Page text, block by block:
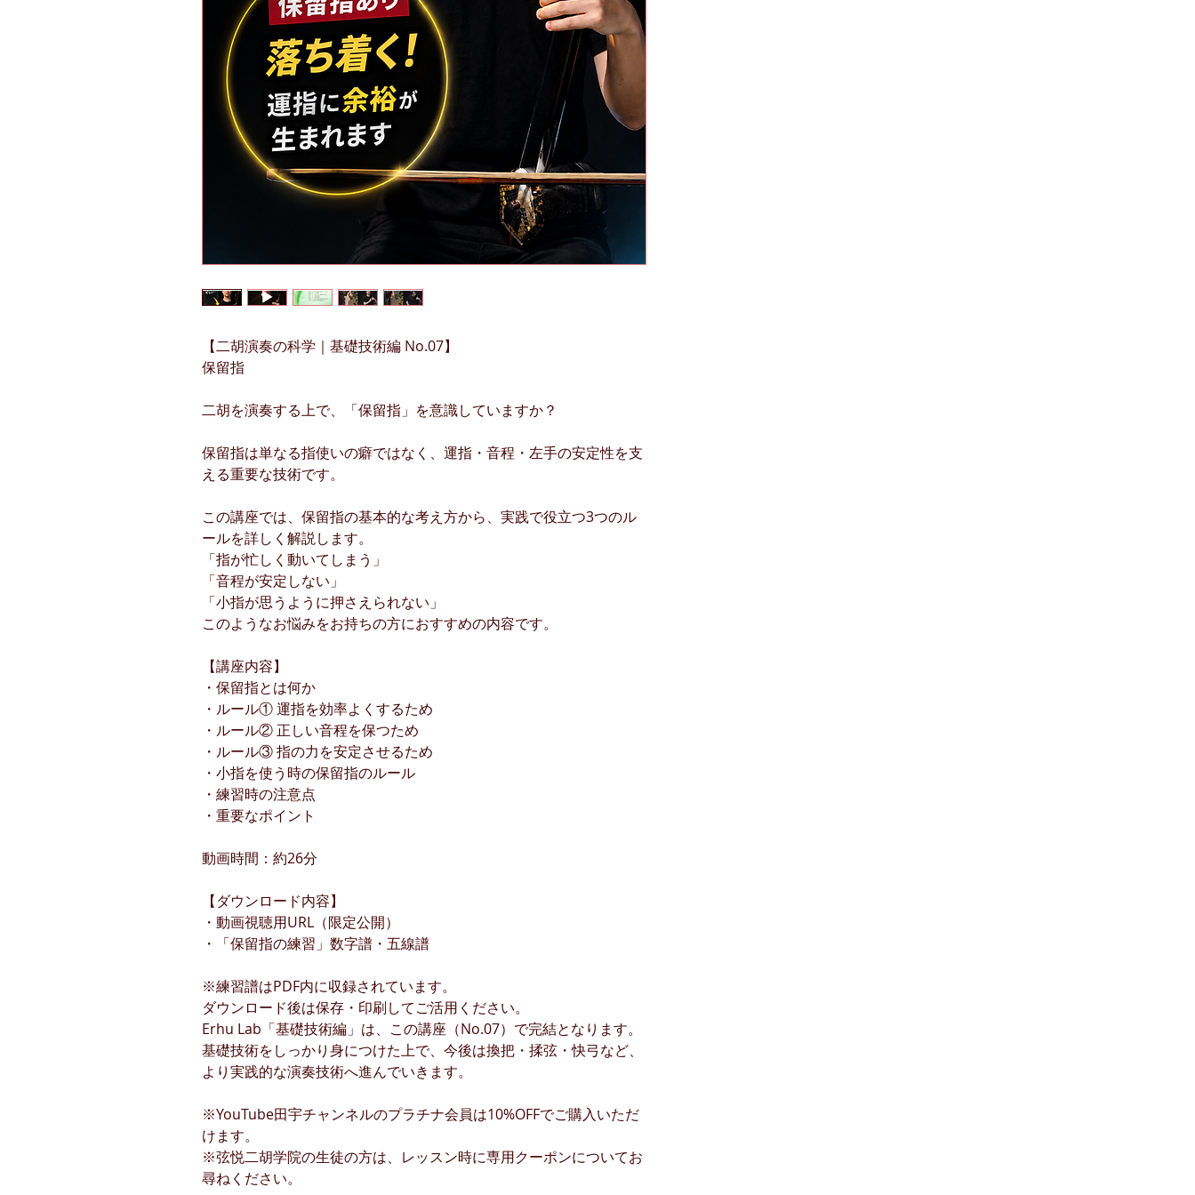
【二胡演奏の科学｜基礎技術編 No.07】
保留指
二胡を演奏する上で、「保留指」を意識していますか？
保留指は単なる指使いの癖ではなく、運指・音程・左手の安定性を支
える重要な技術です。
この講座では、保留指の基本的な考え方から、実践で役立つ3つのル
ールを詳しく解説します。
「指が忙しく動いてしまう」
「音程が安定しない」
「小指が思うように押さえられない」
このようなお悩みをお持ちの方におすすめの内容です。
【講座内容】
・保留指とは何か
・ルール① 運指を効率よくするため
・ルール② 正しい音程を保つため
・ルール③ 指の力を安定させるため
・小指を使う時の保留指のルール
・練習時の注意点
・重要なポイント
動画時間：約26分
【ダウンロード内容】
・動画視聴用URL（限定公開）
・「保留指の練習」数字譜・五線譜
※練習譜はPDF内に収録されています。
ダウンロード後は保存・印刷してご活用ください。
Erhu Lab「基礎技術編」は、この講座（No.07）で完結となります。
基礎技術をしっかり身につけた上で、今後は換把・揉弦・快弓など、
より実践的な演奏技術へ進んでいきます。
※YouTube田宇チャンネルのプラチナ会員は10%OFFでご購入いただ
けます。
※弦悦二胡学院の生徒の方は、レッスン時に専用クーポンについてお
尋ねください。